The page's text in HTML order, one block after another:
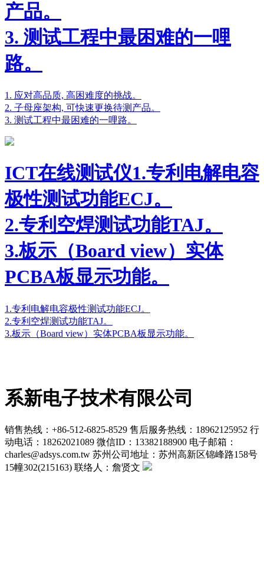
产品。
3. 测试工程中最困难的一哩
路。
1. 应对高品质, 高困难度的挑战。
2. 子母座架构, 可快速更换待测产品。
3. 测试工程中最困难的一哩路。
ICT在线测试仪1.专利电解电容
极性测试功能ECJ。
2.专利空焊测试功能TAJ。
3.板示（Board view）实体
PCBA板显示功能。
1.专利电解电容极性测试功能ECJ。
2.专利空焊测试功能TAJ。
3.板示（Board view）实体PCBA板显示功能。
系新电子技术有限公司
销售热线：+86-512-6825-8529 售后服务热线：18962125952 行
动电话：18262021089 微信ID：13382188900 电子邮箱：
charles@adsys.com.tw 苏州公司地址：苏州高新区锦峰路158号
15幢302(215163) 联络人：詹贤文